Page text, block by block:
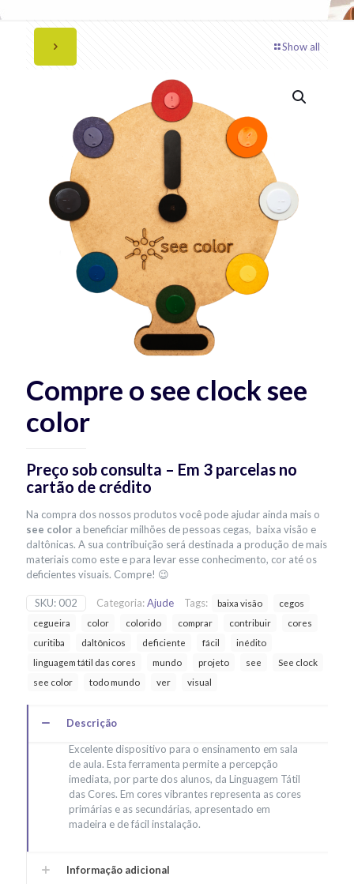
Show all
Compre o see clock see
color
Preço sob consulta – Em 3 parcelas no
cartão de crédito
Na compra dos nossos produtos você pode ajudar ainda mais o
see color a beneficiar milhões de pessoas cegas, baixa visão e
daltônicas. A sua contribuição será destinada a produção de mais
materiais como este e para levar esse conhecimento, cor até os
deficientes visuais. Compre! 😉
SKU: 002 Categoria:Ajude Tags: baixa visão
cegos
cegueira
color colorido comprar contribuir
cores
curitiba
daltônicos deficiente fácil
inédito
linguagem tátil das cores
mundo projeto see
See clock
see color
todo mundo ver visual
Descrição
Excelente dispositivo para o ensinamento em sala
de aula. Esta ferramenta permite a percepção
imediata, por parte dos alunos, da Linguagem Tátil
das Cores. Em cores vibrantes representa as cores
primárias e as secundárias, apresentado em
madeira e de fácil instalação.
Informação adicional